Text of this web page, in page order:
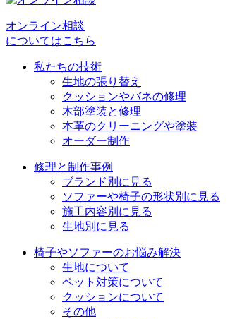
ー
オンライン相談
についてはこちら
私たちの技術
生地の張り替え
クッションやバネの修理
木部塗装と修理
本革のクリーニングや塗装
オーダー制作
修理と制作事例
ブランド別に見る
ソファーや椅子の形状別に見る
施工内容別に見る
生地別に見る
椅子やソファーのお悩み解決
生地について
ペット対策について
クッションについて
その他